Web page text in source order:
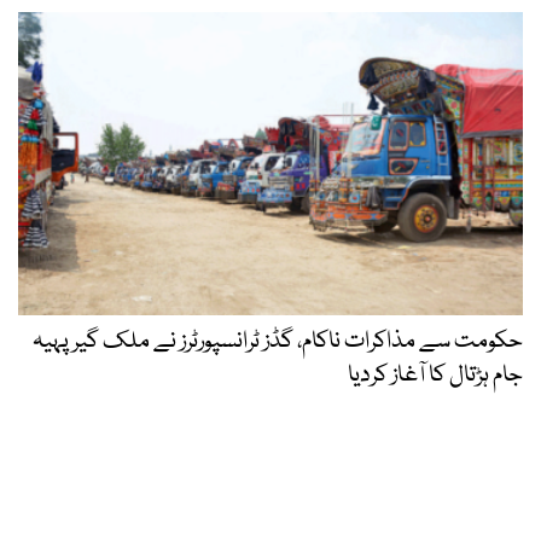
حکومت سے مذاکرات ناکام، گڈز ٹرانسپورٹرز نے ملک گیر پہیہ
جام ہڑتال کا آغاز کردیا